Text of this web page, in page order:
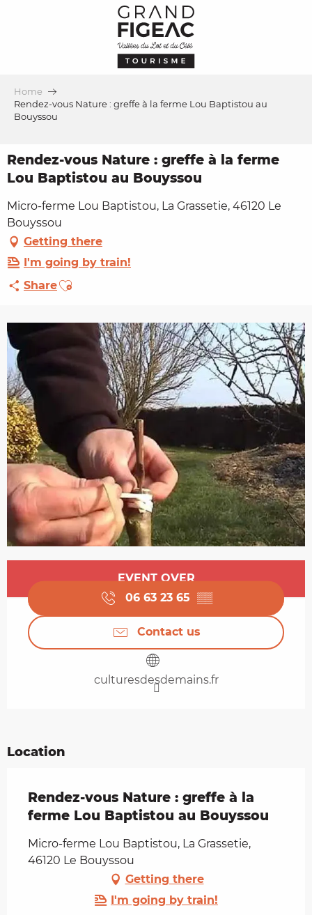
Home
Rendez-vous Nature : greffe à la ferme Lou Baptistou au
Bouyssou
Rendez-vous Nature : greffe à la ferme
Lou Baptistou au Bouyssou
Micro-ferme Lou Baptistou, La Grassetie, 46120 Le
Bouyssou
Getting there
I'm going by train!
ShareAjouter aux favoris
Opening hours & contact details
EVENT OVER
06 63 23 65 ▒▒
Contact us
culturesdesdemains.fr
Location
Rendez-vous Nature : greffe à la
ferme Lou Baptistou au Bouyssou
Micro-ferme Lou Baptistou, La Grassetie,
46120 Le Bouyssou
Getting there
I'm going by train!